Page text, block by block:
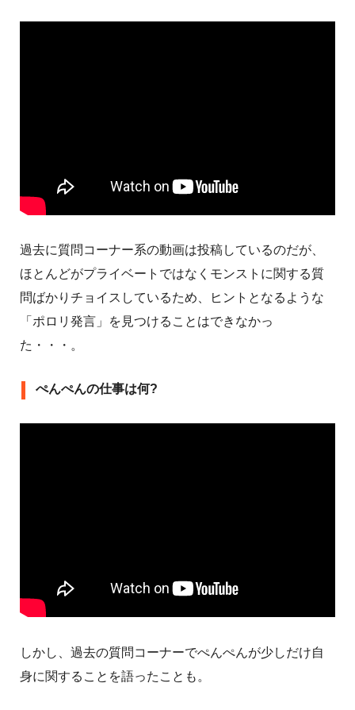
過去に質問コーナー系の動画は投稿しているのだが、
ほとんどがプライベートではなくモンストに関する質
問ばかりチョイスしているため、ヒントとなるような
「ポロリ発言」を見つけることはできなかっ
た・・・。
ぺんぺんの仕事は何?
しかし、過去の質問コーナーでぺんぺんが少しだけ自
身に関することを語ったことも。